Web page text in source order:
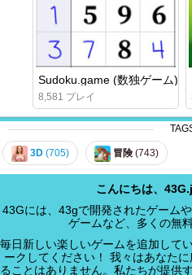
Sudoku.game (数独ゲーム)
8,581 プレイ
3D (705) 冒険 (743)
こんにちは、
43Gには、43gで開発されたゲーム
ゲームなど、多くの無
毎日新しい楽しいゲームを追加して
ークしてください！ 我々はあなた
ることはありません。私たちが提供